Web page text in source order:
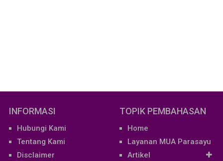
INFORMASI
Hubungi Kami
Tentang Kami
Disclaimer
TOPIK PEMBAHASAN
Home
Layanan MUA Parasayu
Artikel